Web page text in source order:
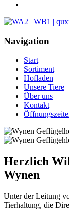
Navigation
Start
Sortiment
Hofladen
Unsere Tiere
Über uns
Kontakt
Herzlich
Wynen
Unter der Leitung
Tierhaltung, die